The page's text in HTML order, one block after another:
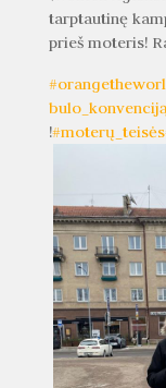
tarptautinę
prieš moteris!
#
bulo_konvenciją
!#moterų_teisės